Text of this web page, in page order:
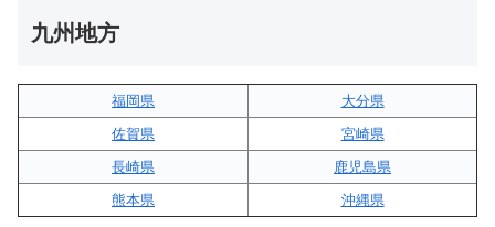
九州地方
福岡県
大分県
佐賀県
宮崎県
長崎県
鹿児島県
熊本県
沖縄県